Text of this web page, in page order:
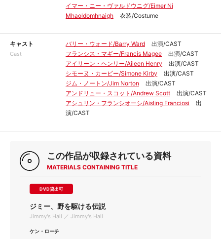
イマー・ニー・ヴァルドウニグ/Eimer Ni
Mhaoldomhnaigh
衣装/Costume
キャスト
Cast
バリー・ウォード/Barry Ward
出演/CAST
フランシス・マギー/Francis Magee
出演/CAST
アイリーン・ヘンリー/Aileen Henry
出演/CAST
シモーヌ・カービー/Simone Kirby
出演/CAST
ジム・ノートン/Jim Norton
出演/CAST
アンドリュー・スコット/Andrew Scott
出演/CAST
アシュリン・フランシオーシ/Aisling Franciosi
出
演/CAST
この作品が収録されている資料
MATERIALS CONTAINING TITLE
DVD貸出可
ジミー、野を駆ける伝説
Jimmy's Hall ／ Jimmy's Hall
ケン・ローチ